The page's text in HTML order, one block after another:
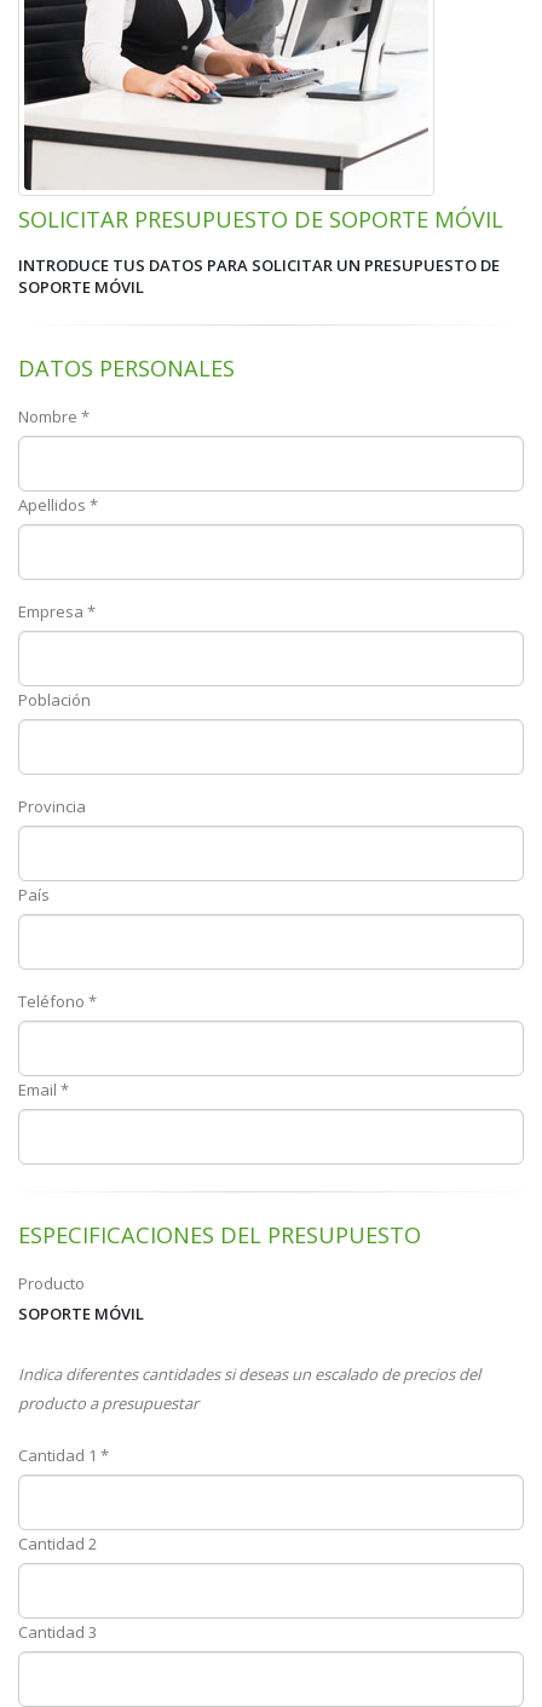
SOLICITAR PRESUPUESTO DE SOPORTE MÓVIL
INTRODUCE TUS DATOS PARA SOLICITAR UN PRESUPUESTO DE
SOPORTE MÓVIL
DATOS PERSONALES
Nombre *
Apellidos *
Empresa *
Población
Provincia
País
Teléfono *
Email *
ESPECIFICACIONES DEL PRESUPUESTO
Producto
SOPORTE MÓVIL
Indica diferentes cantidades si deseas un escalado de precios del
producto a presupuestar
Cantidad 1 *
Cantidad 2
Cantidad 3